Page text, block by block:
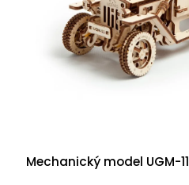
Mechanický model UGM-11